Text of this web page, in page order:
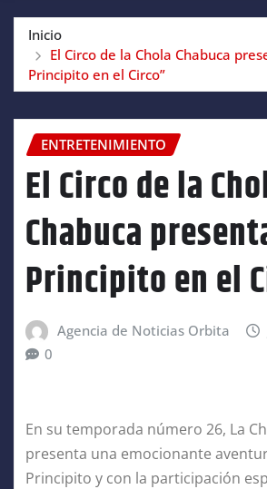
Inicio
El Circo de la Chola Chabuca
Principito en el Circo”
ENTRETENIMIENTO
El Circo de la
Chabuca
Principito en el
Agencia de Noticias Orbita
0
En su temporada número 26, La
presenta una emocionante
Principito y con la participación